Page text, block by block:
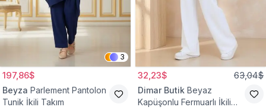
3
197,86$
Beyza Parlement Pantolon
Tunik İkili Takım
32,23$ 63,04$
Dimar Butik Beyaz
Kapüşonlu Fermuarlı İkili